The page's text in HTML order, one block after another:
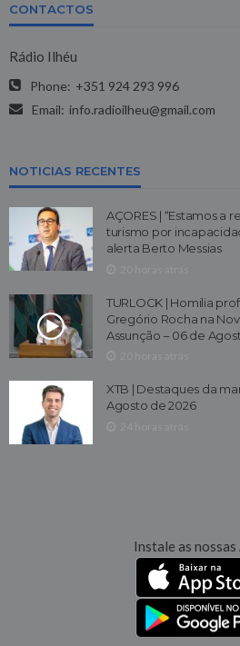
CONTACTOS
Rádio Ilhéu
Phone: +351 924 293 996
Email: info.radioilheu@gmail.com
NOTICIAS RECENTES
AÇORES | “Estamos a
turismo por
alerta Berto Messias
TURLOCK | Homilia
Gregório Rocha na
Assunção – 06 de
XTB | Destaques da
Agosto de 2026
Instale as nossas